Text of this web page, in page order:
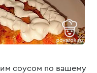
соусом по вашему